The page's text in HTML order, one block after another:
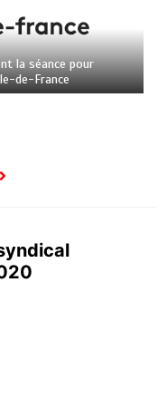
la séance pour
de-France